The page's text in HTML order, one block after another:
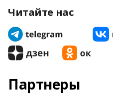
Читайте нас
Партнеры